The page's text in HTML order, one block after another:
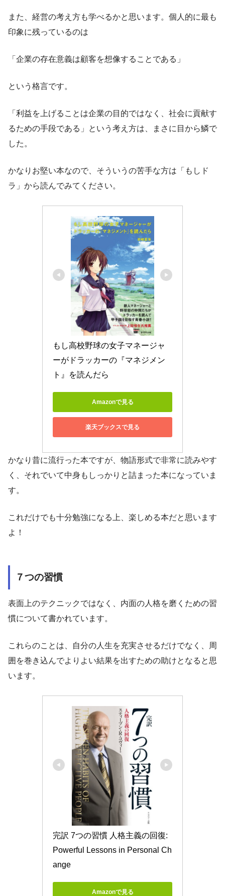
また、経営の考え方も学べるかと思います。個人的に最も
印象に残っているのは
「企業の存在意義は顧客を想像することである」
という格言です。
「利益を上げることは企業の目的ではなく、社会に貢献す
るための手段である」という考え方は、まさに目から鱗で
した。
かなりお堅い本なので、そういうの苦手な方は「もしド
ラ」から読んでみてください。
もし高校野球の女子マネージャ
ーがドラッカーの『マネジメン
ト』を読んだら
Amazonで見る
楽天ブックスで見る
かなり昔に流行った本ですが、物語形式で非常に読みやす
く、それでいて中身もしっかりと詰まった本になっていま
す。
これだけでも十分勉強になる上、楽しめる本だと思います
よ！
７つの習慣
表面上のテクニックではなく、内面の人格を磨くための習
慣について書かれています。
これらのことは、自分の人生を充実させるだけでなく、周
囲を巻き込んでよりよい結果を出すための助けとなると思
います。
完訳 7つの習慣 人格主義の回復:
Powerful Lessons in Personal Ch
ange
Amazonで見る